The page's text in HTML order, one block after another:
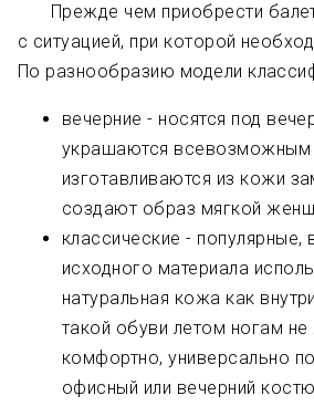
Прежде чем приобрести
с ситуацией, при которой
По разнообразию модели
вечерние - носятся под
украшаются всевозможным
изготавливаются из кожи
создают образ мягкой
классические - популярные,
исходного материала
натуральная кожа как
такой обуви летом ногам
комфортно, универсально
офисный или вечерний